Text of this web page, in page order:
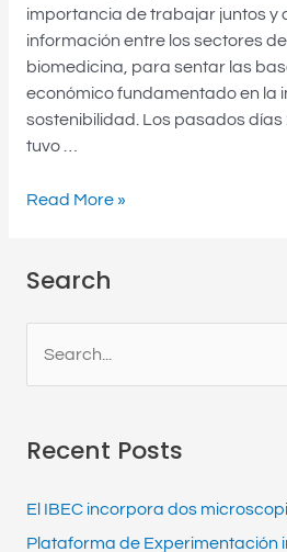
importancia de trabajar juntos y
información entre los sectores
biomedicina, para sentar las
económico fundamentado en la
sostenibilidad. Los pasados días
tuvo …
Read More »
Search
rRecent Posts
El IBEC incorpora dos
Plataforma de Experimentación